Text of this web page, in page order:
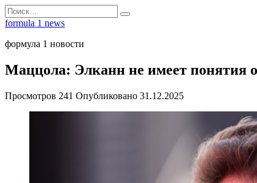
Перейти
к
Search
for:
formula 1 news
формула 1 новости
Маццола: Элканн не имеет понятия
Просмотров 241 Опубликовано 31.12.2025